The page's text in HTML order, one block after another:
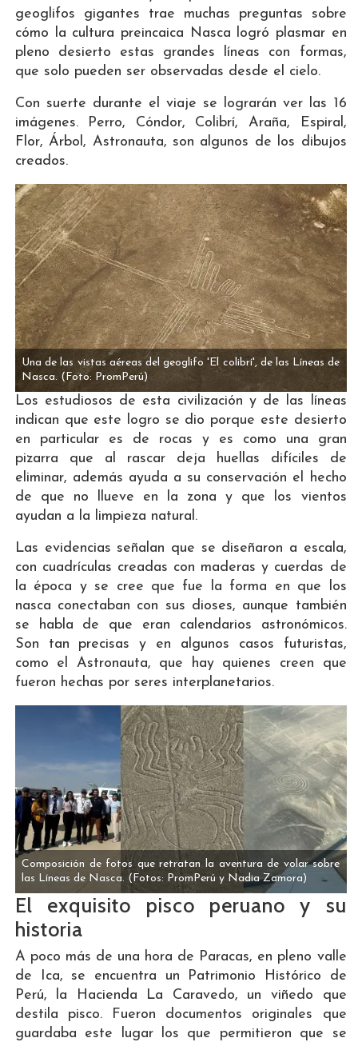
geoglifos gigantes trae muchas preguntas sobre
cómo la cultura preincaica Nasca logró plasmar en
pleno desierto estas grandes líneas con formas,
que solo pueden ser observadas desde el cielo.
Con suerte durante el viaje se lograrán ver las 16
imágenes. Perro, Cóndor, Colibrí, Araña, Espiral,
Flor, Árbol, Astronauta, son algunos de los dibujos
creados.
Una de las vistas aéreas del geoglifo 'El colibrí', de las Líneas de
Nasca. (Foto: PromPerú)
Los estudiosos de esta civilización y de las líneas
indican que este logro se dio porque este desierto
en particular es de rocas y es como una gran
pizarra que al rascar deja huellas difíciles de
eliminar, además ayuda a su conservación el hecho
de que no llueve en la zona y que los vientos
ayudan a la limpieza natural.
Las evidencias señalan que se diseñaron a escala,
con cuadrículas creadas con maderas y cuerdas de
la época y se cree que fue la forma en que los
nasca conectaban con sus dioses, aunque también
se habla de que eran calendarios astronómicos.
Son tan precisas y en algunos casos futuristas,
como el Astronauta, que hay quienes creen que
fueron hechas por seres interplanetarios.
Composición de fotos que retratan la aventura de volar sobre
las Líneas de Nasca. (Fotos: PromPerú y Nadia Zamora)
El exquisito pisco peruano y su
historia
A poco más de una hora de Paracas, en pleno valle
de Ica, se encuentra un Patrimonio Histórico de
Perú, la Hacienda La Caravedo, un viñedo que
destila pisco. Fueron documentos originales que
guardaba este lugar los que permitieron que se